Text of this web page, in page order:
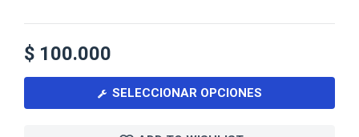
$ 100.000
SELECCIONAR OPCIONES